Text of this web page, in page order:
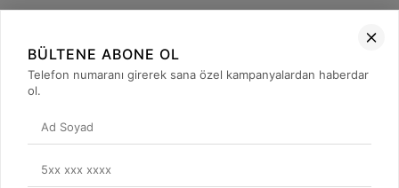
Kurumsal
Müşteri İlişkileri
Sosyal Medya
BÜLTENE ABONE OL
Telefon numaranı girerek sana özel kampanyalardan haberdar
ol.